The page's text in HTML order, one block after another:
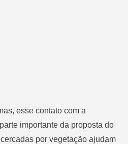
esse contato com a
importante da proposta do
por vegetação ajudam